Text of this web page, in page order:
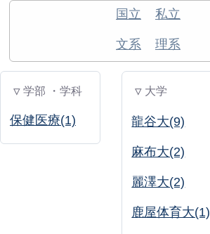
国立 私立
文系 理系
▽ 学部 ・学科
保健医療(1)
▽ 大学
龍谷大(9)
麻布大(2)
麗澤大(2)
鹿屋体育大(1)